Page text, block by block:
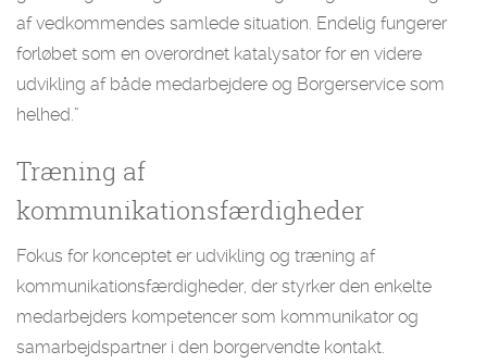
af vedkommendes samlede situation. Endelig fungerer
forløbet som en overordnet katalysator for en videre
udvikling af både medarbejdere og Borgerservice som
helhed.”
Træning af
kommunikationsfærdigheder
Fokus for konceptet er udvikling og træning af
kommunikationsfærdigheder, der styrker den enkelte
medarbejders kompetencer som kommunikator og
samarbejdspartner i den borgervendte kontakt.